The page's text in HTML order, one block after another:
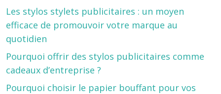
Les stylos stylets publicitaires : un moyen
efficace de promouvoir votre marque au
quotidien
Pourquoi offrir des stylos publicitaires comme
cadeaux d’entreprise ?
Pourquoi choisir le papier bouffant pour vos